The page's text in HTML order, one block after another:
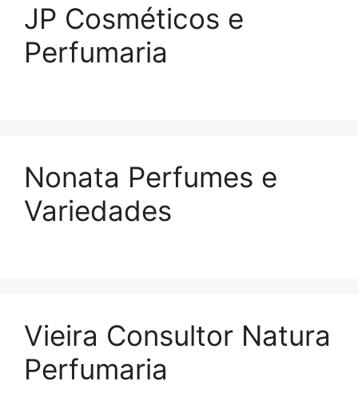
JP Cosméticos e
Perfumaria
Nonata Perfumes e
Variedades
Vieira Consultor Natura
Perfumaria